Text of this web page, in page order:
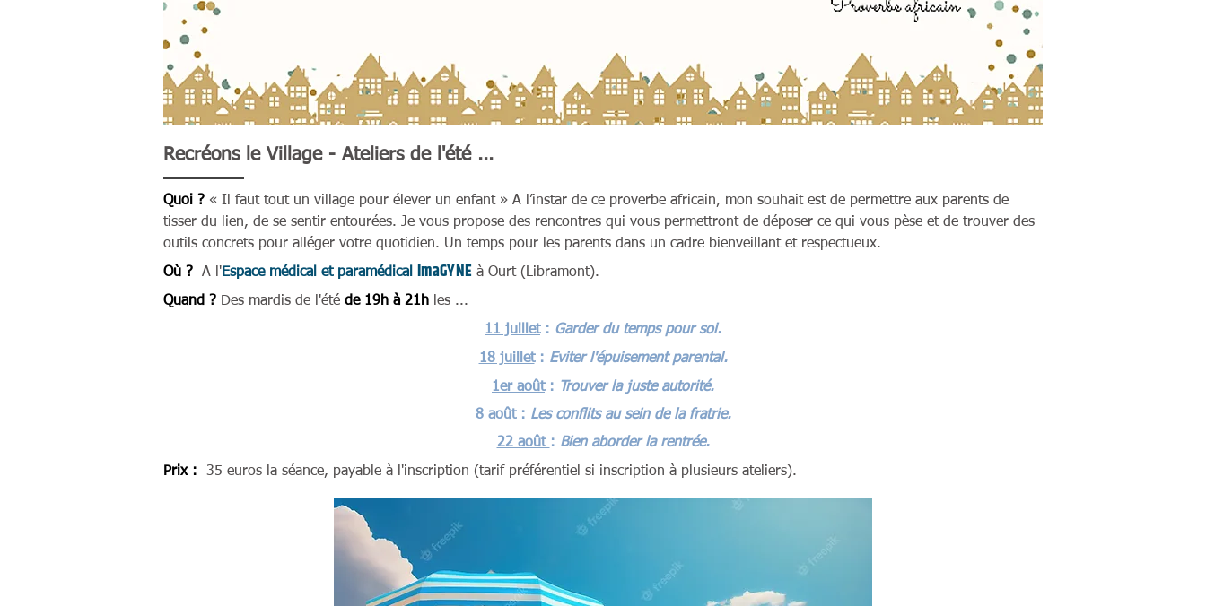
Recréons le Village - Ateliers de l'été ...
Quoi ? « Il faut tout un village pour é lever un enfant » A l’instar de ce proverbe africain, mon souhait est de permettre aux parents de
tisser du lien, de se sentir entourées. Je vous propose des rencontres qui vous permettront de déposer ce qui vous pèse et de trouver des
outils concrets pour alléger votre quotidien. Un temps pour les parents dans un cadre bienveillant et respectueux.
Où ?
A l'Espace médical et paramédical ImaGYNE à Ourt (Libramont).
Quand ? Des mardis de l'été de 19h à 21h les ...
11 juill et: Garder du temps pour soi.
18 juillet: Eviter l'épuisement parental.
1er août: Trouver la juste autorité.
8 août : Les conflits au sein de la fratrie.
22 août : Bien aborder la rentrée.
Prix : 35 euros la séance, payable à l'inscription (tarif préférentiel si inscription à plusieurs ateliers).